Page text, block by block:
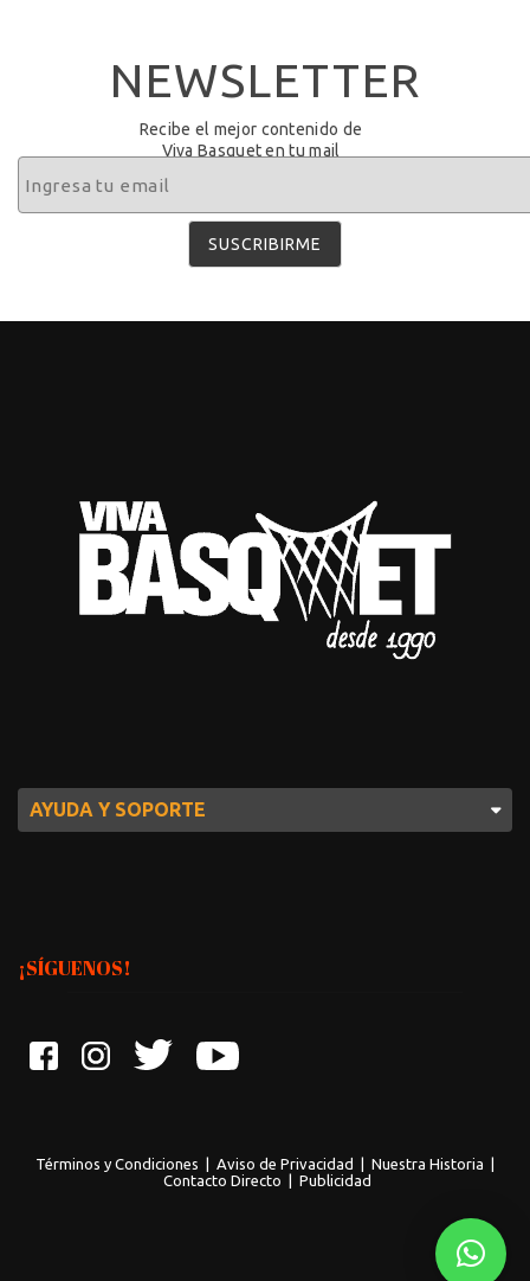
NEWSLETTER
Recibe el mejor contenido de
Viva Basquet en tu mail
AYUDA Y SOPORTE
¡SÍGUENOS!
Términos y Condiciones Aviso de Privacidad Nuestra Historia
Contacto Directo
Publicidad